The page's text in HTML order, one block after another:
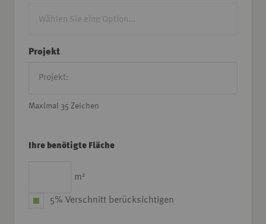
Projekt
Maximal 35 Zeichen
Ihre benötigte Fläche
m 2
5% Verschnitt berücksichtigen